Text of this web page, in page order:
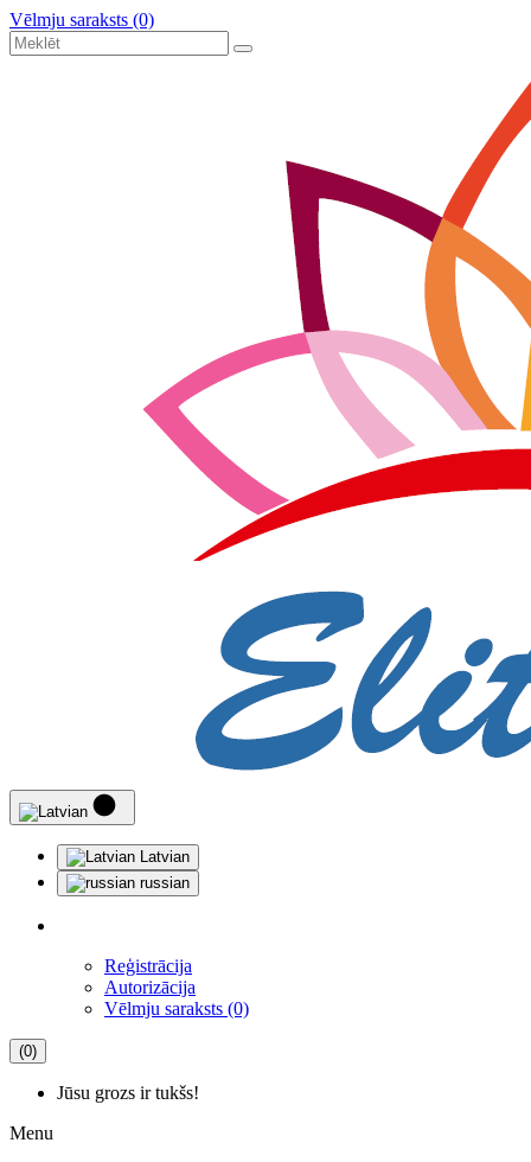
Vēlmju saraksts (0)
Latvian
russian
Reģistrācija
Autorizācija
Vēlmju saraksts (0)
(0)
Jūsu grozs ir tukšs!
Menu